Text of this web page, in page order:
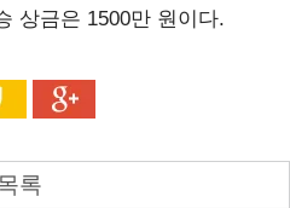
상금은 1500만 원이다.
록